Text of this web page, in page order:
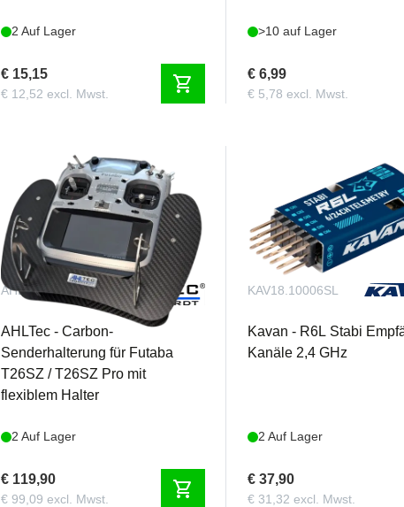
2 Auf Lager
€ 15,15
€ 12,52 excl. Mwst. shopping_cart
>10 auf Lager
€ 6,99
€ 5,78 excl. Mwst.
AHLSPT26SZC
AHLTec - Carbon-
Senderhalterung für Futaba
T26SZ / T26SZ Pro mit
flexiblem Halter
2 Auf Lager
€ 119,90
€ 99,09 excl. Mwst. shopping_cart
KAV18.10006SL
Kavan - R6L Stabi
Kanäle 2,4 GHz
2 Auf Lager
€ 37,90
€ 31,32 excl. Mwst.